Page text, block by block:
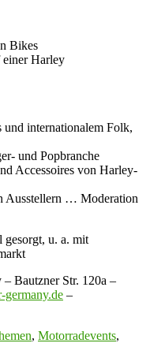
Bikes
Harley
und internationalem Folk,
und Popbranche
Accessoires von Harley-
Ausstellern … Moderation
u. a. mit
– Bautzner Str. 120a –
germany.de –
, Motorradevents,